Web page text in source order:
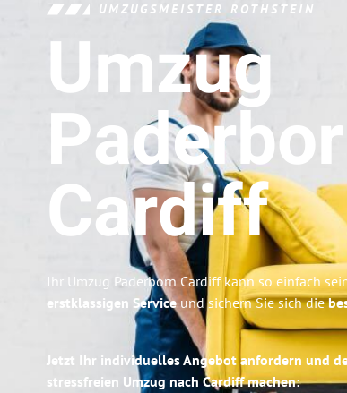
UMZUGSMEISTER ROTHSTEIN
Umzug
Cardiff
Ihr Umzug Paderborn Cardiff kann so einfach
erstklassigen Serviceund sichern Sie sich die
Jetzt Ihr individuelles Angebot anfordern und
stressfreien Umzug nach Cardiff machen: